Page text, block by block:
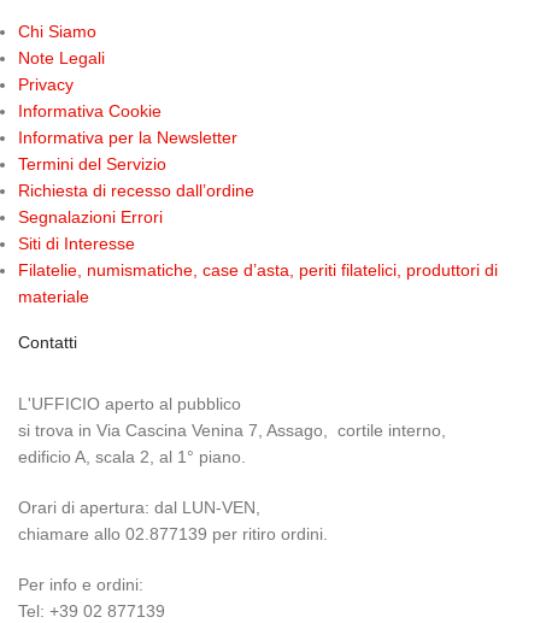
Chi Siamo
Note Legali
Privacy
Informativa Cookie
Informativa per la Newsletter
Termini del Servizio
Richiesta di recesso dall’ordine
Segnalazioni Errori
Siti di Interesse
Filatelie, numismatiche, case d’asta, periti filatelici, produttori di
materiale
Contatti
L'UFFICIO aperto al pubblico
si trova in Via Cascina Venina 7, Assago, cortile interno,
edificio A, scala 2, al 1° piano.
Orari di apertura: dal LUN-VEN,
chiamare allo 02.877139 per ritiro ordini.
Per info e ordini:
Tel: +39 02 877139